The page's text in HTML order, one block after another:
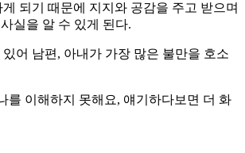
되기 때문에 지지와 공감을 주고 받으며
실을 알 수 있게 된다.
어 남편, 아내가 가장 많은 불만을 호소
를 이해하지 못해요, 얘기하다보면 더 화